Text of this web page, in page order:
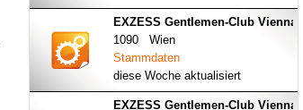
EXZESS Gentlemen-Club Vienna
1090 Wien
Stammdaten
diese Woche aktualisiert
EXZESS Gentlemen-Club Vienna